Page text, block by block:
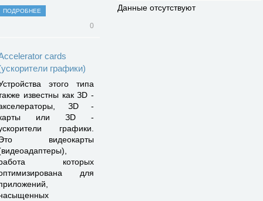
ПОДРОБНЕЕ
0
cards
графики)
этого типа
известны как ЗD -
ЗD -
или ЗD -
графики.
видеокарты
которых
для
Данные отсутствуют